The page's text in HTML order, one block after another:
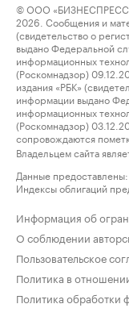
© ООО
2026. Сообщения и
(свидетельство о
выдано Федеральной
информационных
(Роскомнадзор)
издания «РБК»
информации выдано
информационных
(Роскомнадзор)
сопровождаются
Владельцем сайта
Данные предоставлены:
Индексы облигаций
Информация об
О соблюдении
Пользовательское
Политика в
Политика обработки